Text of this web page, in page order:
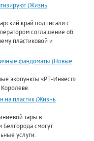
(Жизнь
край подписали с
соглашение об
пластиковой и
фандоматы (Новые
экопункты «РТ-Инвест»
на пластик (Жизнь
тары в
смогут
услуги.